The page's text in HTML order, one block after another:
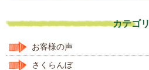
カテゴリ
お客様の声
さくらんぼ